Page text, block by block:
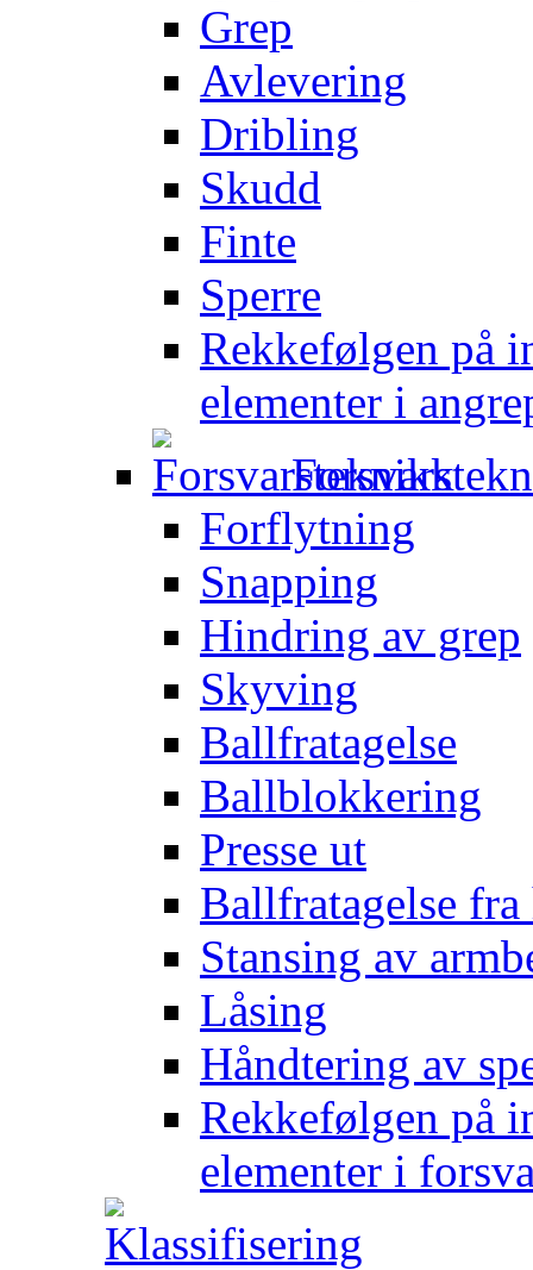
Grep
Avlevering
Dribling
Skudd
Finte
Sperre
Rekkefølgen på
elementer i
Forflytning
Snapping
Hindring av grep
Skyving
Ballfratagelse
Ballblokkering
Presse ut
Ballfratagelse fra
Stansing av
Låsing
Håndtering av
Rekkefølgen på
elementer i